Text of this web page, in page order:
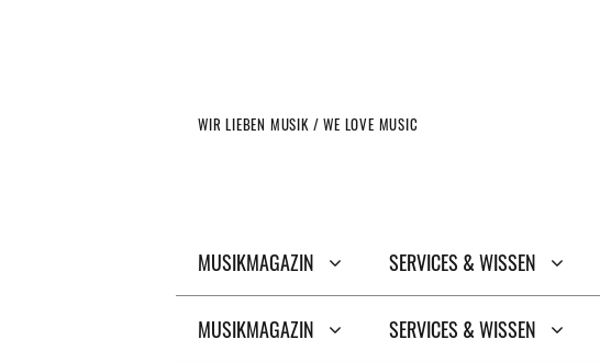
WIR LIEBEN MUSIK / WE LOVE MUSIC
MUSIKMAGAZIN SERVICES & WISSEN
MUSIKMAGAZIN SERVICES & WISSEN